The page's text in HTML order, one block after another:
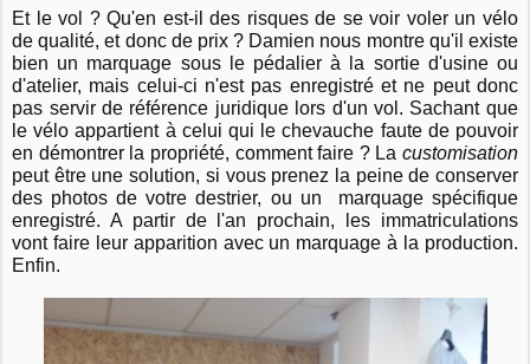
Et le vol ? Qu'en est-il des risques de se voir voler un vélo
de qualité, et donc de prix ? Damien nous montre qu'il existe
bien un marquage sous le pédalier à la sortie d'usine ou
d'atelier, mais celui-ci n'est pas enregistré et ne peut donc
pas servir de référence juridique lors d'un vol. Sachant que
le vélo appartient à celui qui le chevauche faute de pouvoir
en démontrer la propriété, comment faire ? La customisation
peut être une solution, si vous prenez la peine de conserver
des photos de votre destrier, ou un marquage spécifique
enregistré. A partir de l'an prochain, les immatriculations
vont faire leur apparition avec un marquage à la production.
Enfin.